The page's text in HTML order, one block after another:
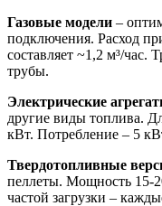
Газовые модели –
подключения. Расход
составляет ~1,2 м³/час.
трубы.
Электрические
другие виды топлива.
кВт. Потребление – 5
Твердотопливные
пеллеты. Мощность 15-
частой загрузки –